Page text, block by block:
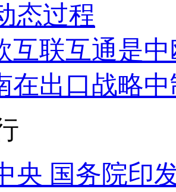
态过程
互联互通是
在出口战略
央 国务院印